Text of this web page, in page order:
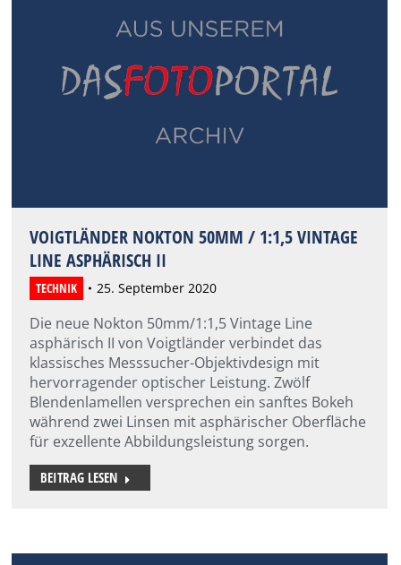
VOIGTLÄNDER NOKTON 50MM / 1:1,5 VINTAGE
LINE ASPHÄRISCH II
TECHNIK 25. September 2020
Die neue Nokton 50mm/1:1,5 Vintage Line
asphärisch II von Voigtländer verbindet das
klassisches Messsucher-Objektivdesign mit
hervorragender optischer Leistung. Zwölf
Blendenlamellen versprechen ein sanftes Bokeh
während zwei Linsen mit asphärischer Oberfläche
für exzellente Abbildungsleistung sorgen.
BEITRAG LESEN